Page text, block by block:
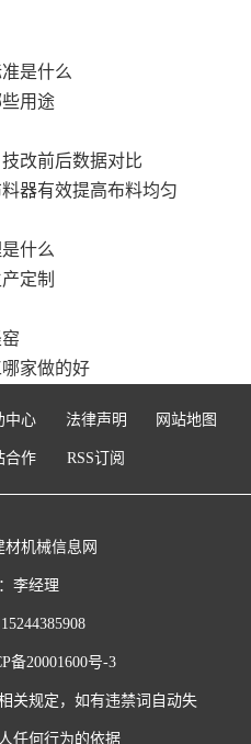
是什么
用途
改前后数据对比
器有效提高布料均匀
什么
定制
家做的好
中心 法律声明 网站地图
合作 RSS订阅
机械信息网
李经理
备20001600号-3
关规定，如有违禁词自动失
任何行为的依据